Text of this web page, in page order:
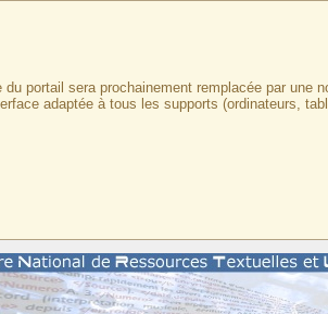
portail sera prochainement remplacée par une
adaptée à tous les supports (ordinateurs,